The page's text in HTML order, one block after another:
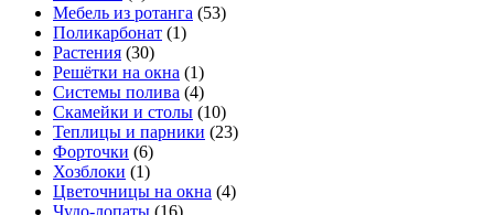
Мебель из ротанга (53)
Поликарбонат (1)
Растения (30)
Решётки на окна (1)
Системы полива (4)
Скамейки и столы (10)
Теплицы и парники (23)
Форточки (6)
Хозблоки (1)
Цветочницы на окна (4)